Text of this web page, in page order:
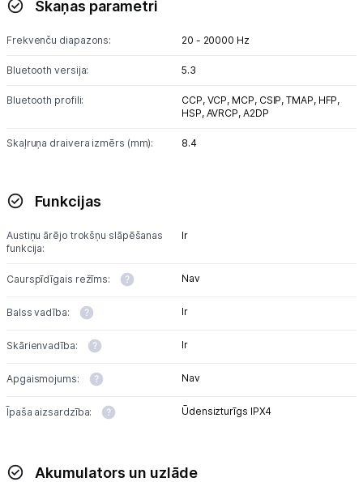
Austiņas
Viedierīces
Sadzīves tehnika
Skaistumkopšana
Sports un atpūta
Ražotāju atjaunota tehnika
Vēlmju saraksts
Blogs
Skaņas parametri
Frekvenču diapazons: 20 - 20000 Hz
Bluetooth versija: 5.3
Bluetooth profili: CCP, VCP, MCP, CSIP,TMAP, HFP,
HSP, AVRCP, A2DP
Skaļruņa draivera izmērs (mm): 8.4
Funkcijas
Austiņu ārējo trokšņu slāpēšanas
funkcija:
Ir
Caurspīdīgais režīms: Nav
Balss vadība: Ir
Skārienvadība: Ir
Apgaismojums: Nav
Īpaša aizsardzība: Ūdensizturīgs IPX4
Akumulators un uzlāde